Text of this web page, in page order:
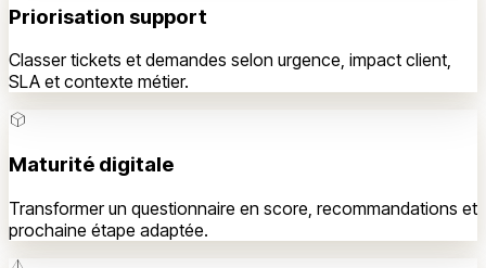
Priorisation support
Classer tickets et demandes selon urgence, impact client,
SLA et contexte métier.
Maturité digitale
Transformer un questionnaire en score, recommandations et
prochaine étape adaptée.